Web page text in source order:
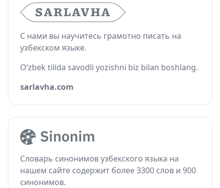
С нами вы научитесь грамотно писать на
узбекском языке.
O‘zbek tilida savodli yozishni biz bilan boshlang.
sarlavha.com
Словарь синонимов узбекского языка на
нашем сайте содержит более 3300 слов и 900
синонимов.